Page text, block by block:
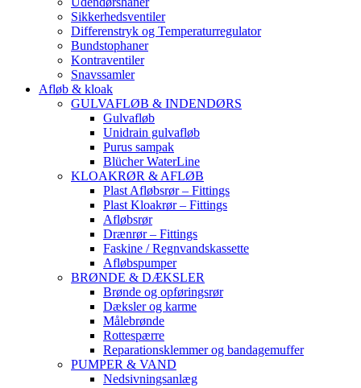
Sikkerhedsventiler
Differenstryk og Temperaturregulator
Bundstophaner
Kontraventiler
Snavssamler
Afløb & kloak
GULVAFLØB & INDENDØRS
Gulvafløb
Unidrain gulvafløb
Purus sampak
Blücher WaterLine
KLOAKRØR & AFLØB
Plast Afløbsrør – Fittings
Plast Kloakrør – Fittings
Afløbsrør
Drænrør – Fittings
Faskine / Regnvandskassette
Afløbspumper
BRØNDE & DÆKSLER
Brønde og opføringsrør
Dæksler og karme
Målebrønde
Rottespærre
Reparationsklemmer og bandagemuffer
PUMPER & VAND
Nedsivningsanlæg